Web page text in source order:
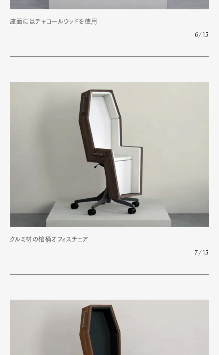
座面にはチャコールウッドを使用
6/15
クルミ材の棺桶オフィスチェア
7/15